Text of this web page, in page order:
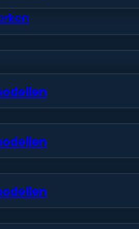
hebben we zowel
pay
voeren we kosteloos